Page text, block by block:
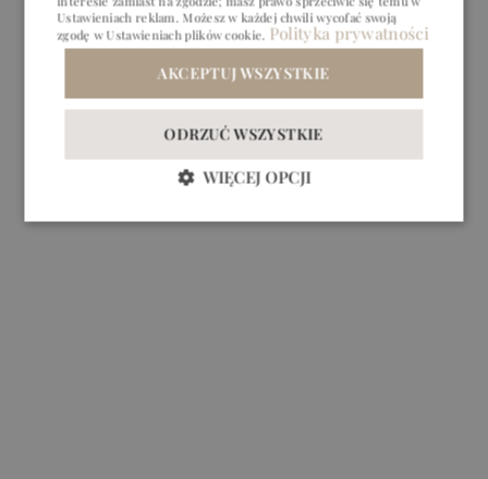
BIZNES PRZYJĘCIA
BIZNES PRZYJĘCIA
Ustawieniach reklam. Możesz w każdej chwili wycofać swoją
zgodę w Ustawieniach plików cookie. Polityka prywatności
AKCEPTUJ WSZYSTKIE
ODRZUĆ WSZYSTKIE
WIĘCEJ OPCJI